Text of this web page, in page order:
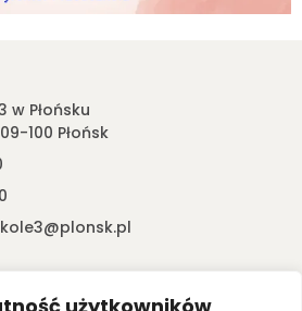
w Płońsku
100 Płońsk